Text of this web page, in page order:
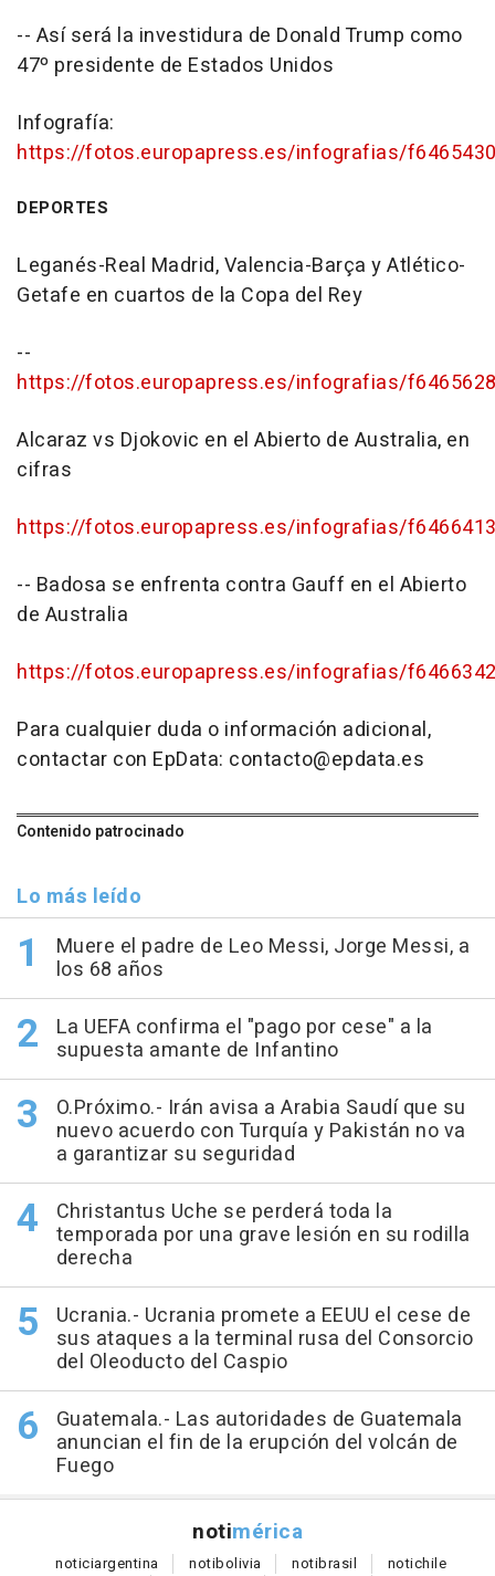
-- Así será la investidura de Donald Trump como
47º presidente de Estados Unidos
Infografía:
https://fotos.europapress.es/infografias/
DEPORTES
Leganés-Real Madrid, Valencia-Barça y Atlético-
Getafe en cuartos de la Copa del Rey
--
https://fotos.europapress.es/infografias/
Alcaraz vs Djokovic en el Abierto de Australia, en
cifras
https://fotos.europapress.es/infografias/
-- Badosa se enfrenta contra Gauff en el Abierto
de Australia
https://fotos.europapress.es/infografias/
Para cualquier duda o información adicional,
contactar con EpData: contacto@epdata.es
Contenido patrocinado
Lo más leído
Muere el padre de Leo Messi, Jorge Messi, a
los 68 años
La UEFA confirma el "pago por cese" a la
supuesta amante de Infantino
O.Próximo.- Irán avisa a Arabia Saudí que su
nuevo acuerdo con Turquía y Pakistán no va
a garantizar su seguridad
Christantus Uche se perderá toda la
temporada por una grave lesión en su rodilla
derecha
Ucrania.- Ucrania promete a EEUU el cese de
sus ataques a la terminal rusa del Consorcio
del Oleoducto del Caspio
Guatemala.- Las autoridades de Guatemala
anuncian el fin de la erupción del volcán de
Fuego
notimérica
noticiargentina notibolivia notibrasil notichile